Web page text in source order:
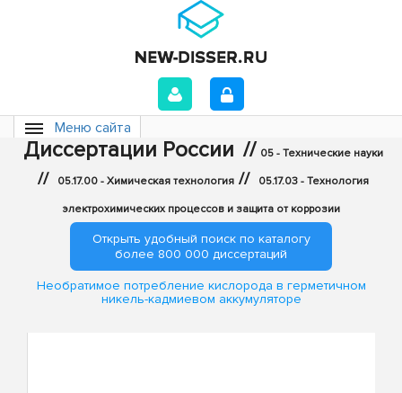
Меню сайта
Диссертации России // 05 - Технические науки
// 05.17.00 - Химическая технология // 05.17.03 - Технология
электрохимических процессов и защита от коррозии
Открыть удобный поиск по каталогу
более 800 000 диссертаций
Необратимое потребление кислорода в герметичном
никель-кадмиевом аккумуляторе